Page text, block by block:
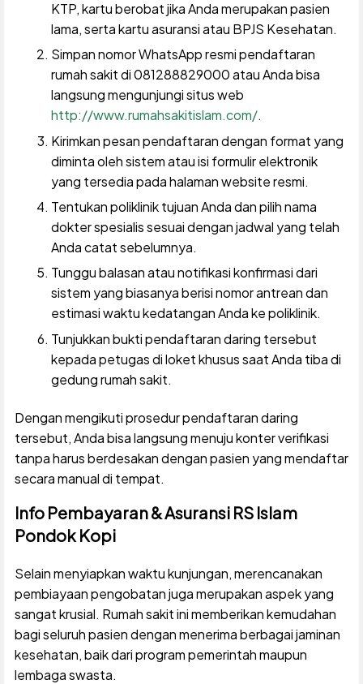
KTP, kartu berobat jika Anda merupakan pasien
lama, serta kartu asuransi atau BPJS Kesehatan.
Simpan nomor WhatsApp resmi pendaftaran
rumah sakit di 081288829000 atau Anda bisa
langsung mengunjungi situs web
http://www.rumahsakitislam.com/.
Kirimkan pesan pendaftaran dengan format yang
diminta oleh sistem atau isi formulir elektronik
yang tersedia pada halaman website resmi.
Tentukan poliklinik tujuan Anda dan pilih nama
dokter spesialis sesuai dengan jadwal yang telah
Anda catat sebelumnya.
Tunggu balasan atau notifikasi konfirmasi dari
sistem yang biasanya berisi nomor antrean dan
estimasi waktu kedatangan Anda ke poliklinik.
Tunjukkan bukti pendaftaran daring tersebut
kepada petugas di loket khusus saat Anda tiba di
gedung rumah sakit.
Dengan mengikuti prosedur pendaftaran daring
tersebut, Anda bisa langsung menuju konter verifikasi
tanpa harus berdesakan dengan pasien yang mendaftar
secara manual di tempat.
Info Pembayaran & Asuransi RS Islam
Pondok Kopi
Selain menyiapkan waktu kunjungan, merencanakan
pembiayaan pengobatan juga merupakan aspek yang
sangat krusial. Rumah sakit ini memberikan kemudahan
bagi seluruh pasien dengan menerima berbagai jaminan
kesehatan, baik dari program pemerintah maupun
lembaga swasta.